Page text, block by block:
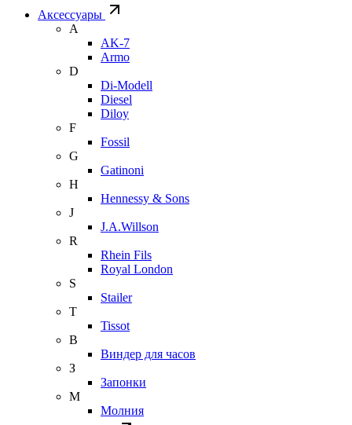
Аксессуары
A
AK-7
Armo
D
Di-Modell
Diesel
Diloy
F
Fossil
G
Gatinoni
H
Hennessy & Sons
J
J.A.Willson
R
Rhein Fils
Royal London
S
Stailer
T
Tissot
В
Виндер для часов
З
Запонки
М
Молния